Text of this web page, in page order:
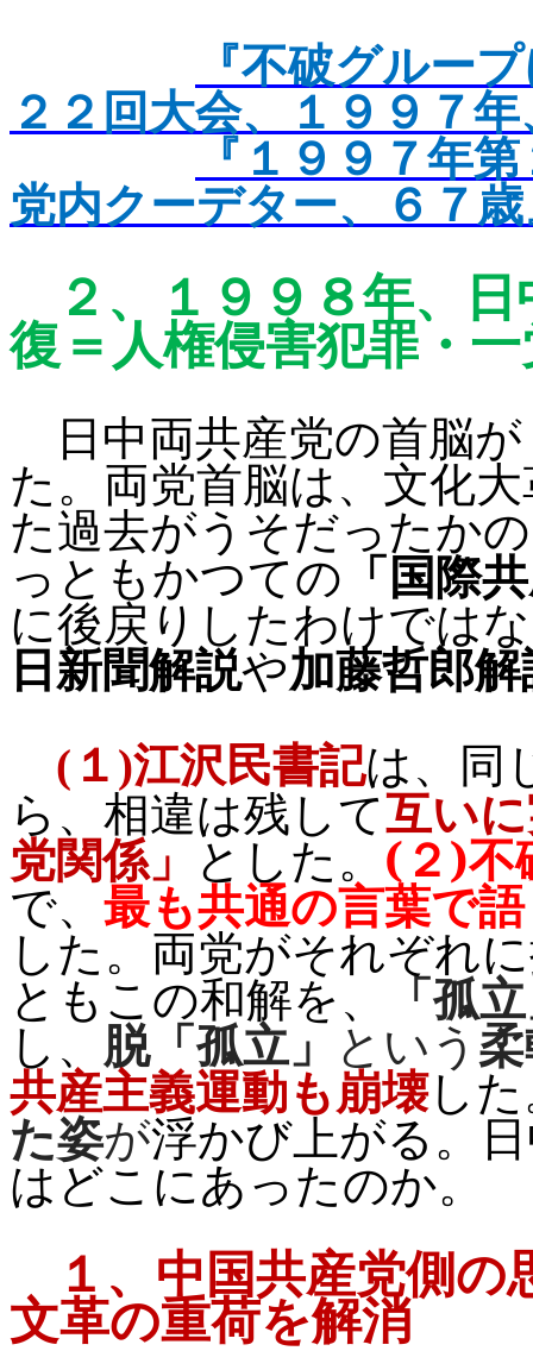
『不破グルー
２２回大会、１９９７
『１９９７年
党内クーデター、６７
２、
１９９８年、
復＝人権侵害犯罪 ・
日中両共産党の首脳が
た。両党首脳は、文化
た過去がうそだったか
っともかつての 「国際
に後戻りしたわけでは
日新聞解説や加藤哲郎解
( １ )江沢民書記は、 同
ら、相違は残して互い
党関係」 とした。 ( ２)不
で、最も共通の言葉で
した。両党がそれぞれ
ともこの和解を、 「孤
し、 脱「孤立」 という
共産主義運動も崩壊し
た姿が浮かび上がる。
はどこにあったのか。
１、 中国共産党側の
文革の重荷を解消